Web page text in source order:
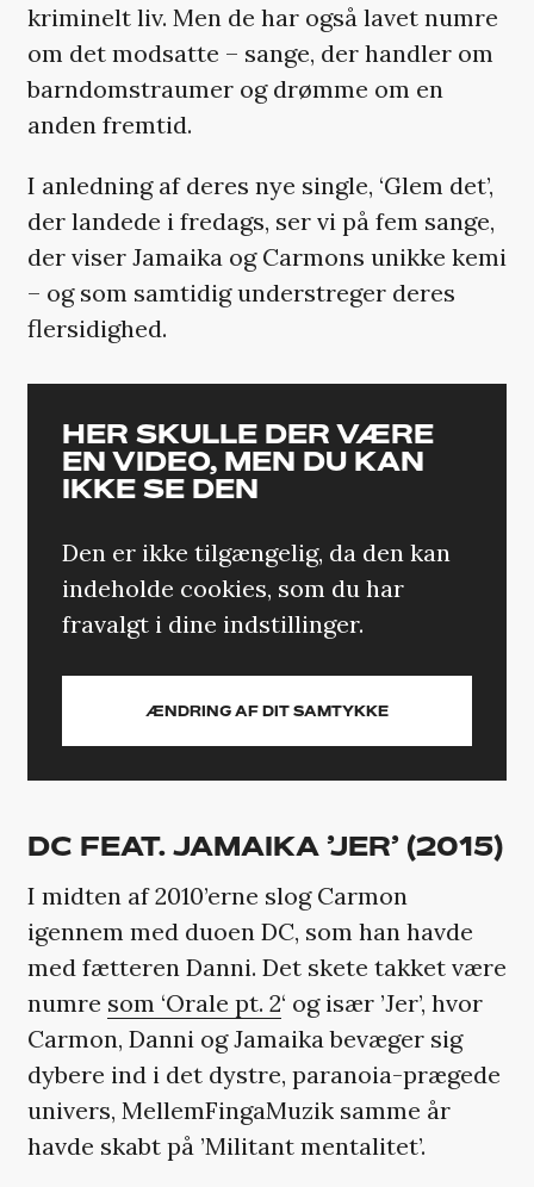
kriminelt liv. Men de har også lavet numre
om det modsatte – sange, der handler om
barndomstraumer og drømme om en
anden fremtid.
I anledning af deres nye single, ‘Glem det’,
der landede i fredags, ser vi på fem sange,
der viser Jamaika og Carmons unikke kemi
– og som samtidig understreger deres
flersidighed.
HER SKULLE DER VÆRE
EN VIDEO, MEN DU KAN
IKKE SE DEN
Den er ikke tilgængelig, da den kan
indeholde cookies, som du har
fravalgt i dine indstillinger.
ÆNDRING AF DIT SAMTYKKE
DC FEAT. JAMAIKA ’JER’ (2015)
I midten af 2010’erne slog Carmon
igennem med duoen DC, som han havde
med fætteren Danni. Det skete takket være
numre som ‘Orale pt. 2‘ og især ’Jer’, hvor
Carmon, Danni og Jamaika bevæger sig
dybere ind i det dystre, paranoia-prægede
univers, MellemFingaMuzik samme år
havde skabt på ’Militant mentalitet’.